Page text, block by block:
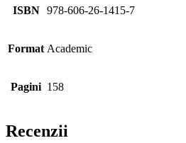
ISBN 978-606-26-1415-7
Format Academic
Pagini 158
Recenzii